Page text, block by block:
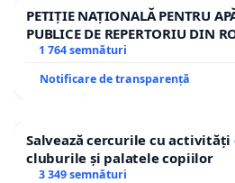
PETIȚIE NAȚIONALĂ PENTRU
PUBLICE DE REPERTORIU DIN
1 764 semnături
Notificare de transparență
Salvează cercurile cu
cluburile și palatele copiilor
3 349 semnături